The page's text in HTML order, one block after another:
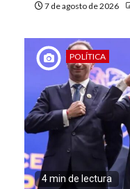
7 de agosto de 2026
POLÍTICA
4 min de lectura